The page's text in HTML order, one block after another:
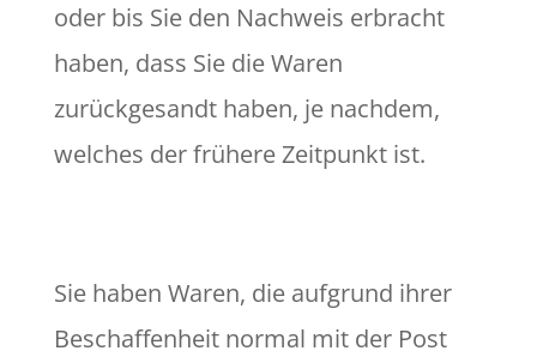
oder bis Sie den Nachweis erbracht
haben, dass Sie die Waren
zurückgesandt haben, je nachdem,
welches der frühere Zeitpunkt ist.
Sie haben Waren, die aufgrund ihrer
Beschaffenheit normal mit der Post